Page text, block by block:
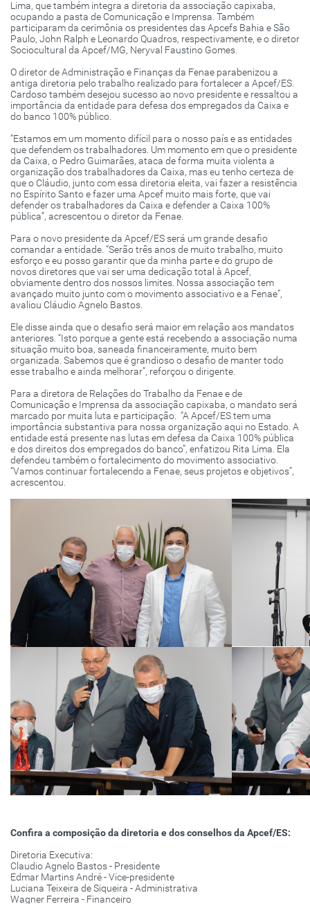
Lima, que também integra a diretoria da associação capixaba,
ocupando a pasta de Comunicação e Imprensa. Também
participaram da cerimônia os presidentes das Apcefs Bahia e São
Paulo, John Ralph e Leonardo Quadros, respectivamente, e o diretor
Sociocultural da Apcef/MG, Neryval Faustino Gomes.
O diretor de Administração e Finanças da Fenae parabenizou a
antiga diretoria pelo trabalho realizado para fortalecer a Apcef/ES.
Cardoso também desejou sucesso ao novo presidente e ressaltou a
importância da entidade para defesa dos empregados da Caixa e
do banco 100% público.
“Estamos em um momento difícil para o nosso país e as entidades
que defendem os trabalhadores. Um momento em que o presidente
da Caixa, o Pedro Guimarães, ataca de forma muita violenta a
organização dos trabalhadores da Caixa, mas eu tenho certeza de
que o Cláudio, junto com essa diretoria eleita, vai fazer a resistência
no Espírito Santo e fazer uma Apcef muito mais forte, que vai
defender os trabalhadores da Caixa e defender a Caixa 100%
pública”, acrescentou o diretor da Fenae.
Para o novo presidente da Apcef/ES será um grande desafio
comandar a entidade. “Serão três anos de muito trabalho, muito
esforço e eu posso garantir que da minha parte e do grupo de
novos diretores que vai ser uma dedicação total à Apcef,
obviamente dentro dos nossos limites. Nossa associação tem
avançado muito junto com o movimento associativo e a Fenae”,
avaliou Cláudio Agnelo Bastos.
Ele disse ainda que o desafio será maior em relação aos mandatos
anteriores. “Isto porque a gente está recebendo a associação numa
situação muito boa, saneada financeiramente, muito bem
organizada. Sabemos que é grandioso o desafio de manter todo
esse trabalho e ainda melhorar”, reforçou o dirigente.
Para a diretora de Relações do Trabalho da Fenae e de
Comunicação e Imprensa da associação capixaba, o mandato será
marcado por muita luta e participação. “A Apcef/ES tem uma
importância substantiva para nossa organização aqui no Estado. A
entidade está presente nas lutas em defesa da Caixa 100% pública
e dos direitos dos empregados do banco”, enfatizou Rita Lima. Ela
defendeu também o fortalecimento do movimento associativo.
“Vamos continuar fortalecendo a Fenae, seus projetos e objetivos”,
acrescentou.
Confira a composição da diretoria e dos conselhos da Apcef/ES:
Diretoria Executiva:
Claudio Agnelo Bastos - Presidente
Edmar Martins André - Vice-presidente
Luciana Teixeira de Siqueira - Administrativa
Wagner Ferreira - Financeiro